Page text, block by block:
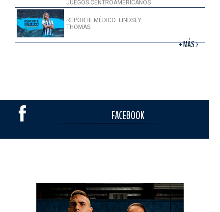
JUEGOS CENTROAMERICANOS
REPORTE MÉDICO: LINDSEY
THOMAS
+ MÁS >
FACEBOOK